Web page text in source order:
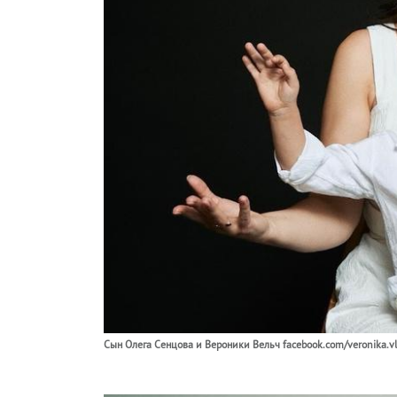
Cын Олега Сенцова и Вероники Вельч facebook.com/